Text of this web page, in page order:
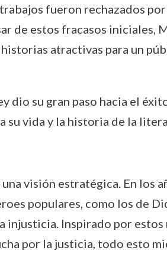
fueron rechazados
de estos fracasos iniciales,
atractivas para un
dio su gran paso hacia el
su vida y la historia de la
visión estratégica. En los
populares, como los de
injusticia. Inspirado por
por la justicia, todo esto